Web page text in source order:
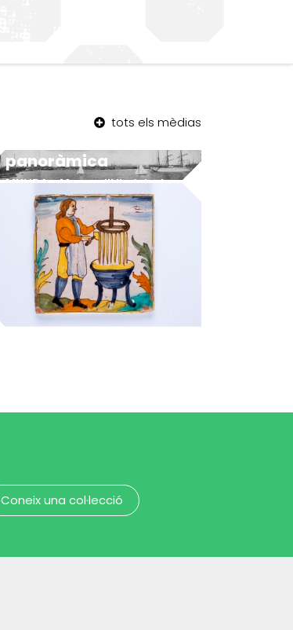
tots els mèdias
panoràmica
MUHBA - Museu d'Història de Barcelona
Coneix una col·lecció